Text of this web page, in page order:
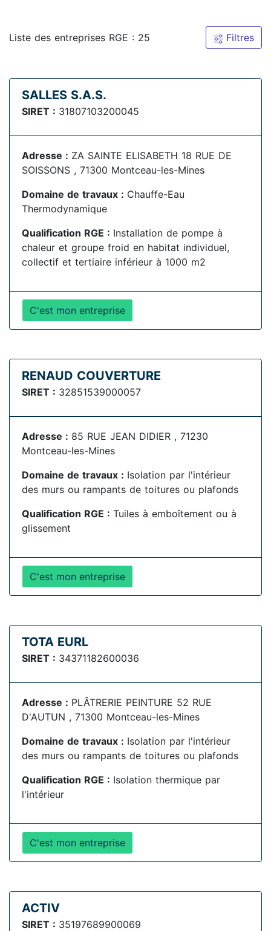
Liste des entreprises RGE : 25 Filtres
SALLES S.A.S.
SIRET : 31807103200045
Adresse : ZA SAINTE ELISABETH 18 RUE DE
SOISSONS , 71300 Montceau-les-Mines
Domaine de travaux : Chauffe-Eau
Thermodynamique
Qualification RGE : Installation de pompe à
chaleur et groupe froid en habitat individuel,
collectif et tertiaire inférieur à 1000 m2
C'est mon entreprise
RENAUD COUVERTURE
SIRET : 32851539000057
Adresse : 85 RUE JEAN DIDIER , 71230
Montceau-les-Mines
Domaine de travaux : Isolation par l'intérieur
des murs ou rampants de toitures ou plafonds
Qualification RGE : Tuiles à emboîtement ou à
glissement
C'est mon entreprise
TOTA EURL
SIRET : 34371182600036
Adresse : PLÂTRERIE PEINTURE 52 RUE
D'AUTUN , 71300 Montceau-les-Mines
Domaine de travaux : Isolation par l'intérieur
des murs ou rampants de toitures ou plafonds
Qualification RGE : Isolation thermique par
l'intérieur
C'est mon entreprise
ACTIV
SIRET : 35197689900069